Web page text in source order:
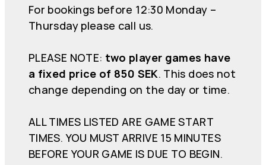
For bookings before 12:30 Monday –
Thursday please call us.
PLEASE NOTE: two player games have
a fixed price of 850 SEK. This does not
change depending on the day or time.
ALL TIMES LISTED ARE GAME START
TIMES. YOU MUST ARRIVE 15 MINUTES
BEFORE YOUR GAME IS DUE TO BEGIN.